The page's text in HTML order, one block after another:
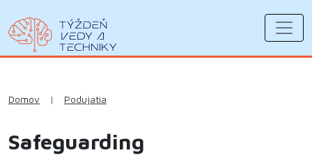
Domov | Podujatia
Safeguarding